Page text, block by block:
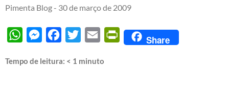
Pimenta Blog - 30 de março de 2009
WhatsAppMessengerFacebook
Twitter Email PrintFriendly
Share
Tempo de leitura: < 1 minuto